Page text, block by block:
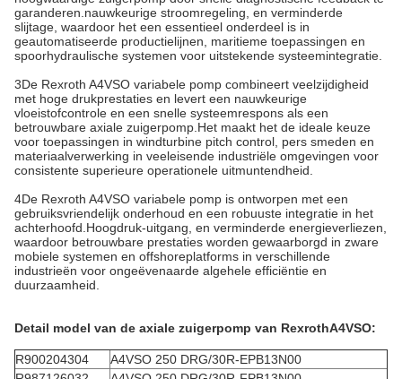
garanderen.nauwkeurige stroomregeling, en verminderde
slijtage, waardoor het een essentieel onderdeel is in
geautomatiseerde productielijnen, maritieme toepassingen en
spoorhydraulische systemen voor uitstekende systeemintegratie.
3De Rexroth A4VSO variabele pomp combineert veelzijdigheid
met hoge drukprestaties en levert een nauwkeurige
vloeistofcontrole en een snelle systeemrespons als een
betrouwbare axiale zuigerpomp.Het maakt het de ideale keuze
voor toepassingen in windturbine pitch control, pers smeden en
materiaalverwerking in veeleisende industriële omgevingen voor
consistente superieure operationele uitmuntendheid.
4De Rexroth A4VSO variabele pomp is ontworpen met een
gebruiksvriendelijk onderhoud en een robuuste integratie in het
achterhoofd.Hoogdruk-uitgang, en verminderde energieverliezen,
waardoor betrouwbare prestaties worden gewaarborgd in zware
mobiele systemen en offshoreplatforms in verschillende
industrieën voor ongeëvenaarde algehele efficiëntie en
duurzaamheid.
Detail model van de axiale zuigerpomp van RexrothA4VSO:
R900204304
A4VSO 250 DRG/30R-EPB13N00